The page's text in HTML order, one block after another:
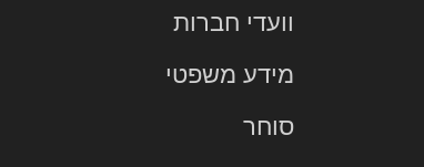
וועדי חברות
מידע משפטי
סוחר